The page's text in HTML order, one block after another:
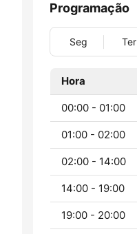
Programação
Seg Ter
Hora
00:00 - 01:00
01:00 - 02:00
02:00 - 14:00
14:00 - 19:00
19:00 - 20:00